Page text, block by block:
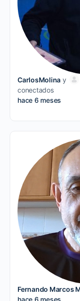
CarlosMolina y
conectados
hace 6 meses
Fernando Marcos
hace 6 meses